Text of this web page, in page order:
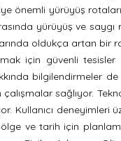
önemli yürüyüş
yürüyüş ve saygı
oldukça artan bir
için güvenli tesisler
bilgilendirmeler
sağlıyor.
deneyimleri
ve tarih için